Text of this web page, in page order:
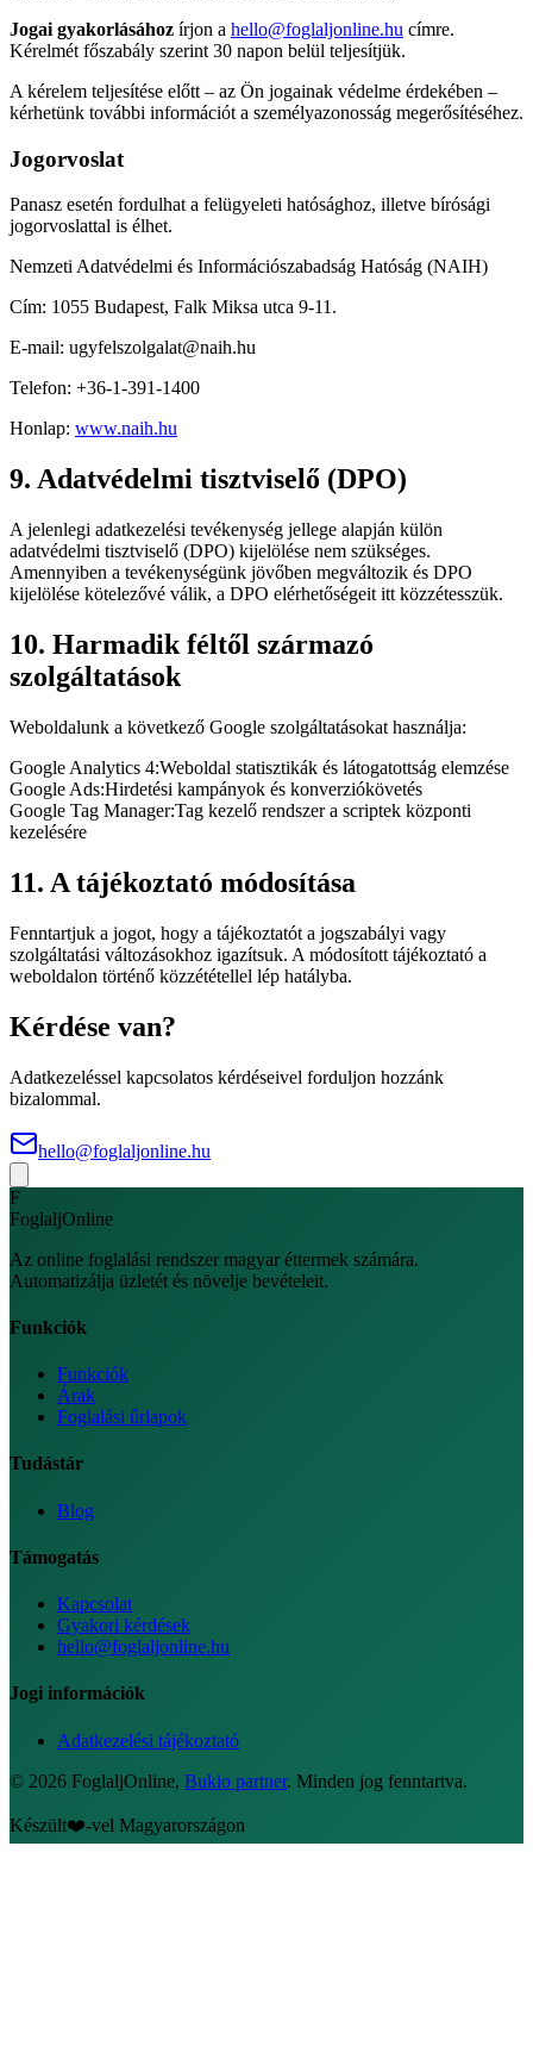
Jogai gyakorlásához írjon a hello@foglaljonline.hu címre.
Kérelmét főszabály szerint 30 napon belül teljesítjük.
A kérelem teljesítése előtt – az Ön jogainak védelme érdekében –
kérhetünk további információt a személyazonosság megerősítéséhez.
Jogorvoslat
Panasz esetén fordulhat a felügyeleti hatósághoz, illetve bírósági
jogorvoslattal is élhet.
Nemzeti Adatvédelmi és Információszabadság Hatóság (NAIH)
Cím: 1055 Budapest, Falk Miksa utca 9-11.
E-mail: ugyfelszolgalat@naih.hu
Telefon: +36-1-391-1400
Honlap: www.naih.hu
9. Adatvédelmi tisztviselő (DPO)
A jelenlegi adatkezelési tevékenység jellege alapján külön
adatvédelmi tisztviselő (DPO) kijelölése nem szükséges.
Amennyiben a tevékenységünk jövőben megváltozik és DPO
kijelölése kötelezővé válik, a DPO elérhetőségeit itt közzétesszük.
10. Harmadik féltől származó
szolgáltatások
Weboldalunk a következő Google szolgáltatásokat használja:
Google Analytics 4:Weboldal statisztikák és látogatottság elemzése
Google Ads:Hirdetési kampányok és konverziókövetés
Google Tag Manager:Tag kezelő rendszer a scriptek központi
kezelésére
11. A tájékoztató módosítása
Fenntartjuk a jogot, hogy a tájékoztatót a jogszabályi vagy
szolgáltatási változásokhoz igazítsuk. A módosított tájékoztató a
weboldalon történő közzététellel lép hatályba.
Kérdése van?
Adatkezeléssel kapcsolatos kérdéseivel forduljon hozzánk
bizalommal.
hello@foglaljonline.hu
F
FoglaljOnline
Az online foglalási rendszer magyar éttermek számára.
Automatizálja üzletét és növelje bevételeit.
Funkciók
Funkciók
Árak
Foglalási űrlapok
Tudástár
Blog
Támogatás
Kapcsolat
Gyakori kérdések
hello@foglaljonline.hu
Jogi információk
Adatkezelési tájékoztató
© 2026 FoglaljOnline, Bukio partner. Minden jog fenntartva.
Készült❤️-vel Magyarországon